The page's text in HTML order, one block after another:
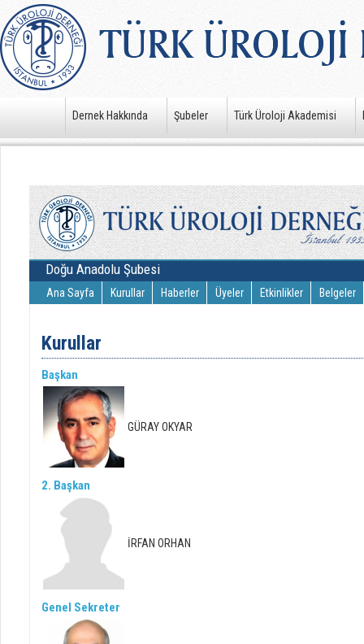
Dernek Hakkında Şubeler Türk Üroloji Akademisi
Doğu Anadolu Şubesi
Ana Sayfa Kurullar Haberler Üyeler Etkinlikler Belgeler
Kurullar
Başkan
GÜRAY OKYAR
2. Başkan
İRFAN ORHAN
Genel Sekreter